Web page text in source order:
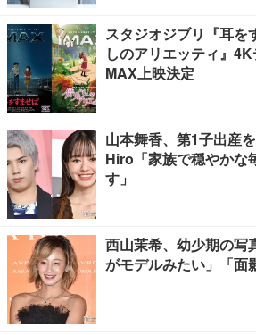
スタジオジブリ『耳を
しのアリエッティ』
MAX上映決定
山本舞香、第1子出産
Hiro「家族で穏やかな
す」
西山茉希、幼少期の写
がモデルみたい」「面